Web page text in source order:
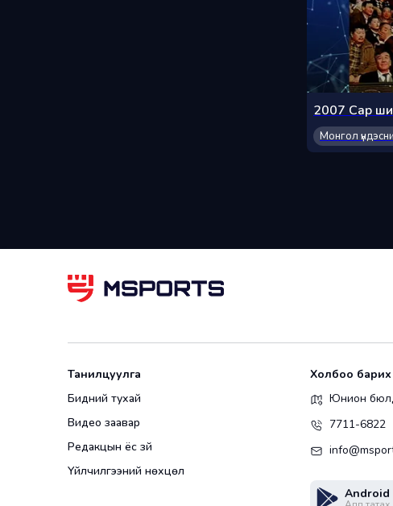
Монгол
Танилцуулга
Бидний тухай
Видео заавар
Редакцын ёс зүй
Үйлчилгээний нөхцөл
Холбоо барих
Юнион
7711-6822
Android